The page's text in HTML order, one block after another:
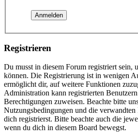
Registrieren
Du musst in diesem Forum registriert sein,
können. Die Registrierung ist in wenigen
ermöglicht dir, auf weitere Funktionen
Administration kann registrierten
Berechtigungen zuweisen. Beachte bitte
Nutzungsbedingungen und die verwandten
dich registrierst. Bitte beachte auch die
wenn du dich in diesem Board bewegst.